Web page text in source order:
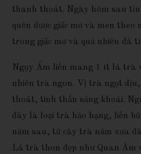
thanh thoát. Ngày hôm sau
quên được giấc mơ và men
trong giấc mơ và quả nhiên đã
Ngụy Ấm liền mang 1 ít lá trà
nhiên trà ngon. Vị trà ngọt
thoát, tinh thần sảng khoái.
đây là loại trà hảo hạng, liền
năm sau, từ cây trà năm xưa
Lá trà thon đẹp như Quan Âm